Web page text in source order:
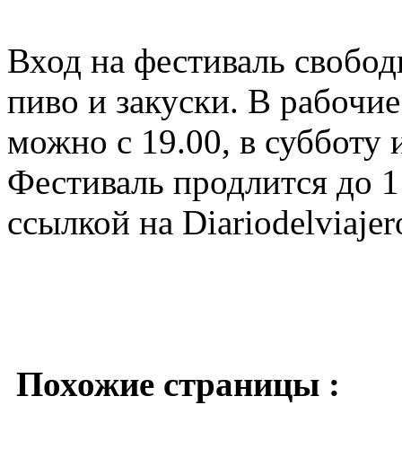
Вход на фестиваль
пиво и закуски. В
можно с 19.00, в субботу
Фестиваль продлится до
ссылкой на
Похожие страницы :